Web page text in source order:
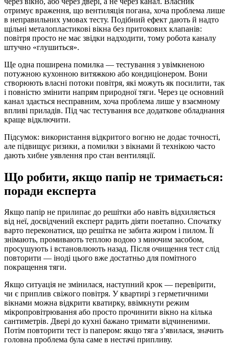
отримує враження, що вентиляція погана, хоча проблема лише
в неправильних умовах тесту. Подібний ефект дають й надто
щільні металопластикові вікна без притокових клапанів:
повітря просто не має звідки надходити, тому робота каналу
штучно «глушиться».
Ще одна поширена помилка — тестування з увімкненою
потужною кухонною витяжкою або кондиціонером. Вони
створюють власні потоки повітря, які можуть як посилити, так
і повністю змінити напрям природної тяги. Через це основний
канал здається несправним, хоча проблема лише у взаємному
впливі приладів. Під час тестування все додаткове обладнання
краще відключити.
Підсумок: використання відкритого вогню не додає точності,
але підвищує ризики, а помилки з вікнами й технікою часто
дають хибне уявлення про стан вентиляції.
Що робити, якщо папір не тримається:
поради експерта
Якщо папір не прилипає до решітки або навіть відхиляється
від неї, досвідчений експерт радить діяти поетапно. Спочатку
варто переконатися, що решітка не забита жиром і пилом. Її
знімають, промивають теплою водою з миючим засобом,
просушують і встановлюють назад. Після очищення тест слід
повторити — іноді цього вже достатньо для помітного
покращення тяги.
Якщо ситуація не змінилася, наступний крок — перевірити,
чи є приплив свіжого повітря. У квартирі з герметичними
вікнами можна відкрити кватирку, ввімкнути режим
мікропровітрювання або просто прочинити вікно на кілька
сантиметрів. Двері до кухні бажано тримати відчиненими.
Потім повторити тест із папером: якщо тяга з’явилася, значить
головна проблема була саме в нестачі припливу.